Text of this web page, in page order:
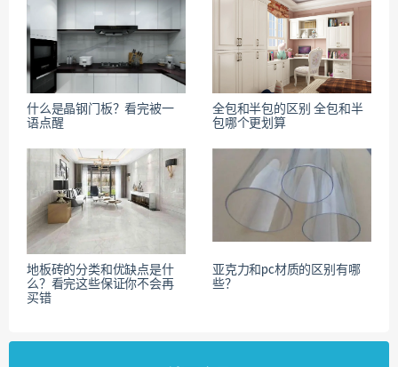
什么是晶钢门板？看完被一
语点醒
全包和半包的区别 全包和半
包哪个更划算
地板砖的分类和优缺点是什
么？看完这些保证你不会再
买错
亚克力和pc材质的区别有哪
些？